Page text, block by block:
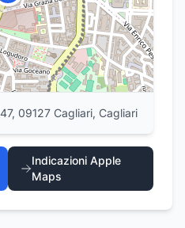
09127 Cagliari, Cagliari
Indicazioni Apple
Maps